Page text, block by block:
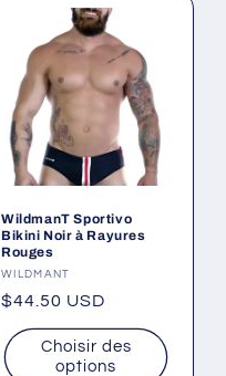
WildmanT Sportivo
Bikini Noir à Rayures
Rouges
Fournisseur :
WILDMANT
Prix
habituel
$44.50 USD
Choisir des
options